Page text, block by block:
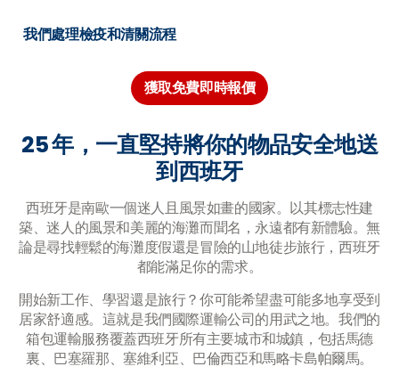
我們處理檢疫和清關流程
獲取免費即時報價
25 年，一直堅持將你的物品安全地送
到西班牙
西班牙是南歐一個迷人且風景如畫的國家。以其標志性建
築、迷人的風景和美麗的海灘而聞名，永遠都有新體驗。無
論是尋找輕鬆的海灘度假還是冒險的山地徒步旅行，西班牙
都能滿足你的需求。
開始新工作、學習還是旅行？你可能希望盡可能多地享受到
居家舒適感。這就是我們國際運輸公司的用武之地。我們的
箱包運輸服務覆蓋西班牙所有主要城市和城鎮，包括馬德
裏、巴塞羅那、塞維利亞、巴倫西亞和馬略卡島帕爾馬。